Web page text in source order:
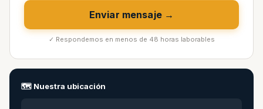
Enviar mensaje →
✓ Respondemos en menos de 48 horas laborables
🗺️ Nuestra ubicación